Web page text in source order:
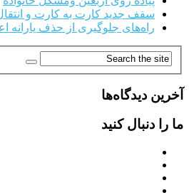
سقف جدید کارت به کارت و
راه‌های جلوگیری از حذف یارانه
آخرین دیدگاه‌ها
ما را دنبال کنید